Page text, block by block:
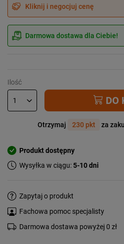
Kliknij i negocjuj cenę
Darmowa dostawa dla Ciebie!
Ilość
DO
Otrzymaj 230 pkt za
Produkt dostępny
Wysyłka w ciągu:5-10 dni
Zapytaj o produkt
Fachowa pomoc specjalisty
Darmowa dostawa powyżej 0 zł